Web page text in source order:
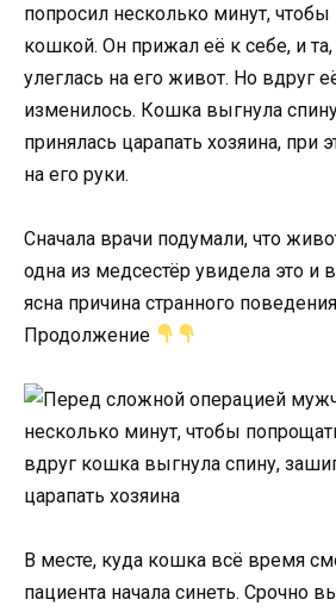
попросил несколько минут, чтобы
кошкой. Он прижал её к себе, и та,
улеглась на его живот. Но вдруг
изменилось. Кошка выгнула
принялась царапать хозяина, при
на его руки.
Сначала врачи подумали, что
одна из медсестёр увидела это и
ясна причина странного
Продолжение
В месте, куда кошка всё время
пациента начала синеть. Срочно